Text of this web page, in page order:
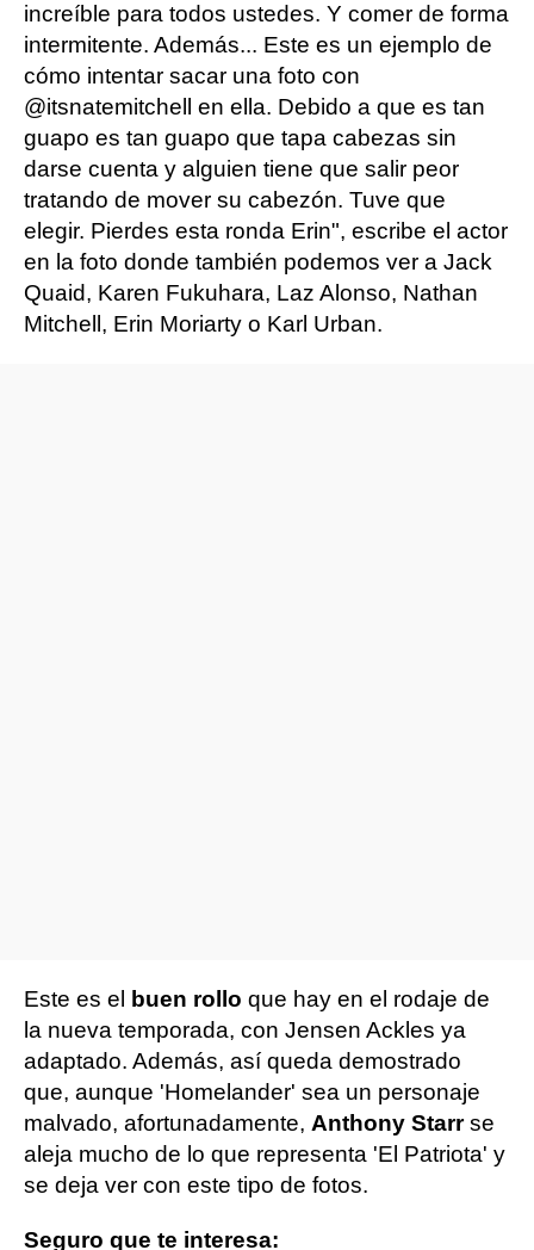
increíble para todos ustedes. Y comer de forma
intermitente. Además... Este es un ejemplo de
cómo intentar sacar una foto con
@itsnatemitchell en ella. Debido a que es tan
guapo es tan guapo que tapa cabezas sin
darse cuenta y alguien tiene que salir peor
tratando de mover su cabezón. Tuve que
elegir. Pierdes esta ronda Erin", escribe el actor
en la foto donde también podemos ver a Jack
Quaid, Karen Fukuhara, Laz Alonso, Nathan
Mitchell, Erin Moriarty o Karl Urban.
Este es el buen rollo que hay en el rodaje de
la nueva temporada, con Jensen Ackles ya
adaptado. Además, así queda demostrado
que, aunque 'Homelander' sea un personaje
malvado, afortunadamente, Anthony Starrse
aleja mucho de lo que representa 'El Patriota' y
se deja ver con este tipo de fotos.
Seguro que te interesa: